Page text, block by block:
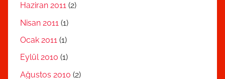
Haziran 2011 (2)
Nisan 2011 (1)
Ocak 2011 (1)
Eylül 2010 (1)
Ağustos 2010 (2)